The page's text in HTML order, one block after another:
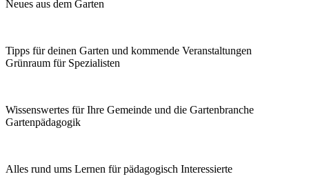
Neues aus dem Garten
Tipps für deinen Garten und kommende Veranstaltungen
Grünraum für Spezialisten
Wissenswertes für Ihre Gemeinde und die Gartenbranche
Garten­pädagogik
Alles rund ums Lernen für pädagogisch Interessierte